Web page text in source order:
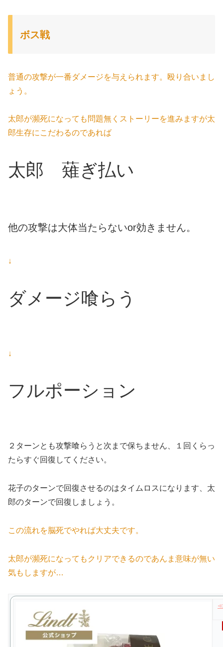
ボス戦
普通の攻撃が一番ダメージを与えられます。殴り合いまし
ょう。
太郎が瀕死になっても問題無くストーリーを進みますが太
郎生存にこだわるのであれば
太郎 薙ぎ払い
他の攻撃は大体当たらないor効きません。
↓
ダメージ喰らう
↓
フルポーション
２ターンとも攻撃喰らうと次まで保ちません、１回くらっ
たらすぐ回復してください。
花子のターンで回復させるのはタイムロスになります、太
郎のターンで回復しましょう。
この流れを脳死でやれば大丈夫です。
太郎が瀕死になってもクリアできるのであんま意味が無い
気もしますが…
≪